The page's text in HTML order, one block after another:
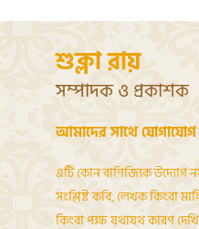
শুক্লা রায়
সম্পাদক ও প্রকাশক
আমাদের সাথে
এটি কোন বাণিজ্যিক উদ্যোগ
সংশ্লিষ্ট কবি, লেখক কিংবা
কিংবা পক্ষ যথাযথ কারণ